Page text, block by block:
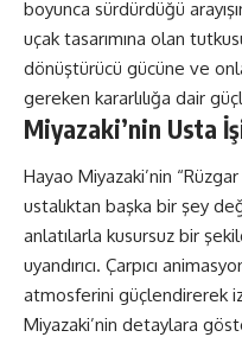
boyunca sürdürdüğü
uçak tasarımına olan
dönüştürücü gücüne ve
gereken kararlılığa dair
Miyazaki’nin Usta
Hayao Miyazaki’nin
ustalıktan başka bir şey
anlatılarla kusursuz bir
uyandırıcı. Çarpıcı
atmosferini güçlendirerek
Miyazaki’nin detaylara